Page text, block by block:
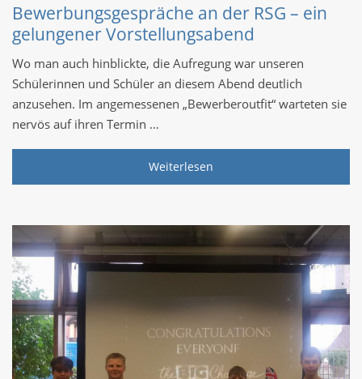
Bewerbungsgespräche an der RSG – ein
gelungener Vorstellungsabend
Wo man auch hinblickte, die Aufregung war unseren
Schülerinnen und Schüler an diesem Abend deutlich
anzusehen. Im angemessenen „Bewerberoutfit“ warteten sie
nervös auf ihren Termin …
Weiterlesen